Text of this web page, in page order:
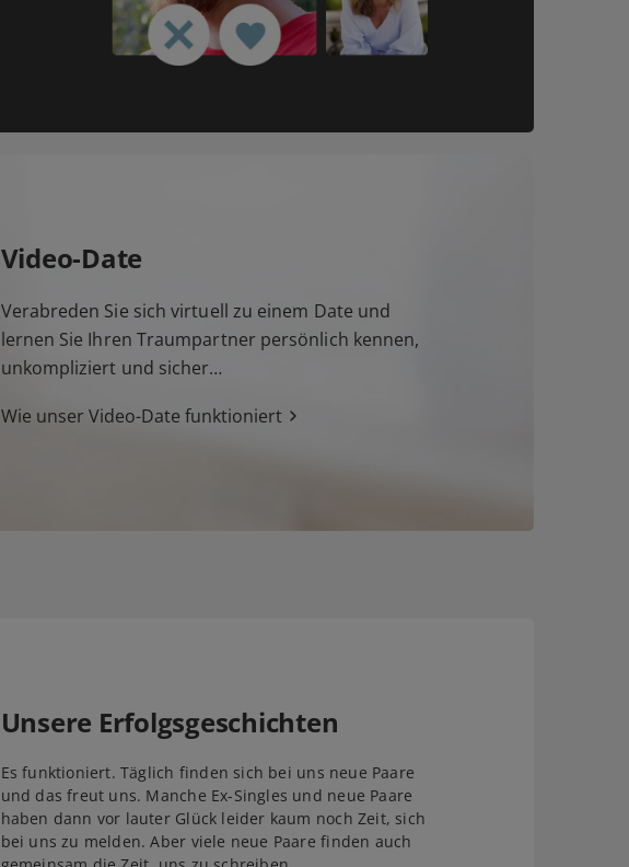
Video-Date
Verabreden Sie sich virtuell zu einem Date und
lernen Sie Ihren Traumpartner persönlich kennen,
unkompliziert und sicher…
Wie unser Video-Date funktioniert
Unsere Erfolgsgeschichten
Es funktioniert. Täglich finden sich bei uns neue Paare
und das freut uns. Manche Ex-Singles und neue Paare
haben dann vor lauter Glück leider kaum noch Zeit, sich
bei uns zu melden. Aber viele neue Paare finden auch